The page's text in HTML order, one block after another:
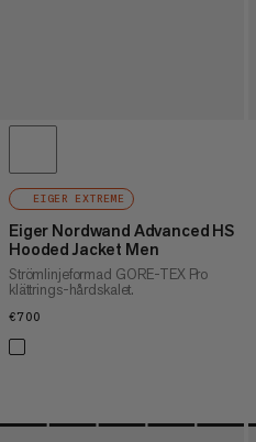
EIGER EXTREME
Eiger Nordwand Advanced HS
Hooded Jacket Men
Strömlinjeformad GORE-TEX Pro
klättrings-hårdskalet.
€700